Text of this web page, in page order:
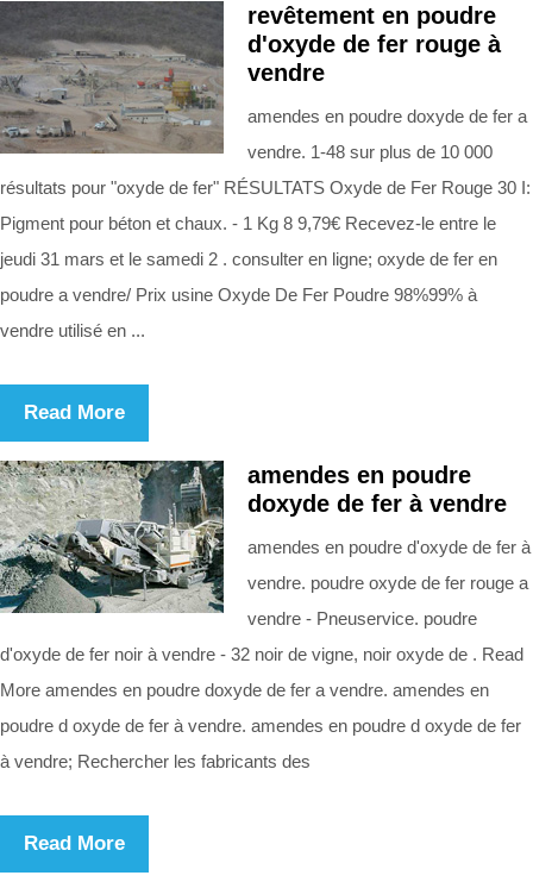
revêtement en poudre
d'oxyde de fer rouge à
vendre
amendes en poudre doxyde de fer a
vendre. 1-48 sur plus de 10 000
résultats pour "oxyde de fer" RÉSULTATS Oxyde de Fer Rouge 30 I:
Pigment pour béton et chaux. - 1 Kg 8 9,79€ Recevez-le entre le
jeudi 31 mars et le samedi 2 . consulter en ligne; oxyde de fer en
poudre a vendre/ Prix usine Oxyde De Fer Poudre 98%99% à
vendre utilisé en ...
Read More
amendes en poudre
doxyde de fer à vendre
amendes en poudre d'oxyde de fer à
vendre. poudre oxyde de fer rouge a
vendre - Pneuservice. poudre
d'oxyde de fer noir à vendre - 32 noir de vigne, noir oxyde de . Read
More amendes en poudre doxyde de fer a vendre. amendes en
poudre d oxyde de fer à vendre. amendes en poudre d oxyde de fer
à vendre; Rechercher les fabricants des
Read More